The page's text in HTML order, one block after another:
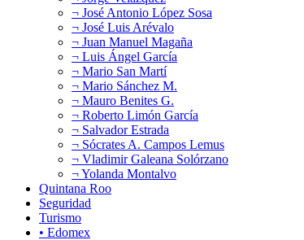
¬ José Antonio López Sosa
¬ José Luis Arévalo
¬ Juan Manuel Magaña
¬ Luis Ángel García
¬ Mario San Martí
¬ Mario Sánchez M.
¬ Mauro Benites G.
¬ Roberto Limón García
¬ Salvador Estrada
¬ Sócrates A. Campos Lemus
¬ Vladimir Galeana Solórzano
¬ Yolanda Montalvo
Quintana Roo
Seguridad
Turismo
• Edomex